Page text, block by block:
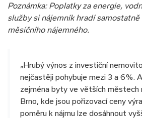
Poznámka: Poplatky za energie,
služby si nájemník hradí samostatně
měsíčního nájemného.
„Hrubý výnos z investiční
nejčastěji pohybuje mezi 3 a 6 %.
zejména byty ve větších městech
Brno, kde jsou pořizovací ceny
poměru k nájmu lze dosáhnout